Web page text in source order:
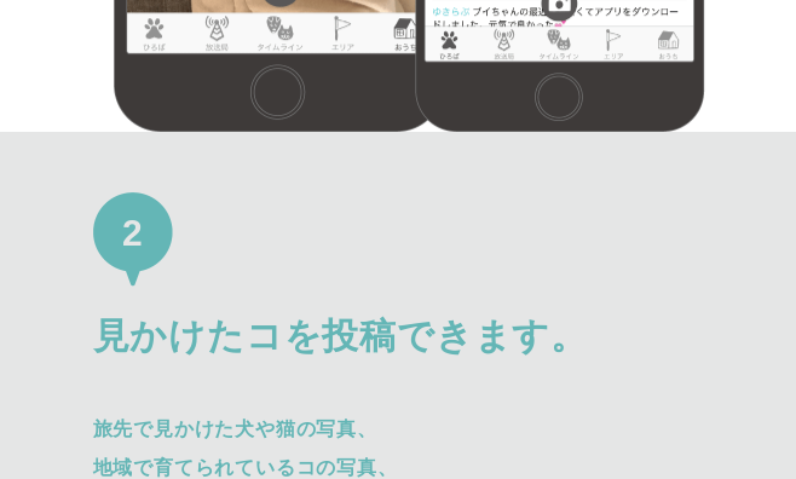
2
見かけたコを投稿できます。
旅先で見かけた犬や猫の写真、
地域で育てられているコの写真、